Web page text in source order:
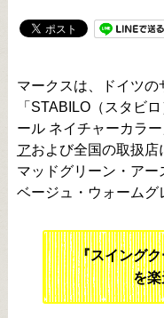
マークスは、ドイツ
「STABILO（スタビ
ール ネイチャーカラ
アおよび全国の取扱店
マッドグリーン・アー
ベージュ・ウォームグ
『スイング
を楽